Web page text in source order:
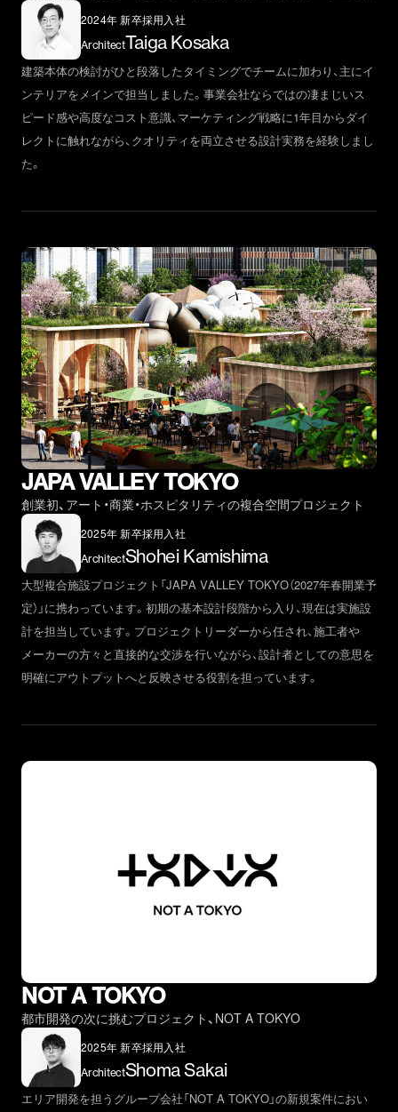
2024年 新卒採用入社
ArchitectTaiga Kosaka
建築本体の検討がひと段落したタイミングでチームに加わり、主にイ
ンテリアをメインで担当しました。事業会社ならではの凄まじいス
ピード感や高度なコスト意識、マーケティング戦略に1年目からダイ
レクトに触れながら、クオリティを両立させる設計実務を経験しまし
た。
JAPA VALLEY TOKYO
創業初、アート・商業・ホスピタリティの複合空間プロジェクト
2025年 新卒採用入社
ArchitectShohei Kamishima
大型複合施設プロジェクト「JAPA VALLEY TOKYO（2027年春開業予
定）」に携わっています。初期の基本設計段階から入り、現在は実施設
計を担当しています。プロジェクトリーダーから任され、施工者や
メーカーの方々と直接的な交渉を行いながら、設計者としての意思を
明確にアウトプットへと反映させる役割を担っています。
NOT A TOKYO
都市開発の次に挑むプロジェクト、NOT A TOKYO
2025年 新卒採用入社
ArchitectShoma Sakai
エリア開発を担うグループ会社「NOT A TOKYO」の新規案件におい